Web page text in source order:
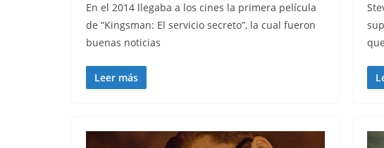
En el 2014 llegaba a los cines la primera película
de “Kingsman: El servicio secreto”, la cual fueron
buenas noticias
Leer más